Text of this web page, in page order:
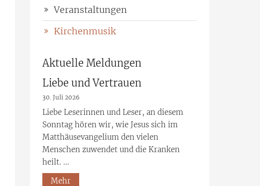
Veranstaltungen
Kirchenmusik
Aktuelle Meldungen
Liebe und Vertrauen
30. Juli 2026
Liebe Leserinnen und Leser, an diesem
Sonntag hören wir, wie Jesus sich im
Matthäusevangelium den vielen
Menschen zuwendet und die Kranken
heilt. ...
Mehr